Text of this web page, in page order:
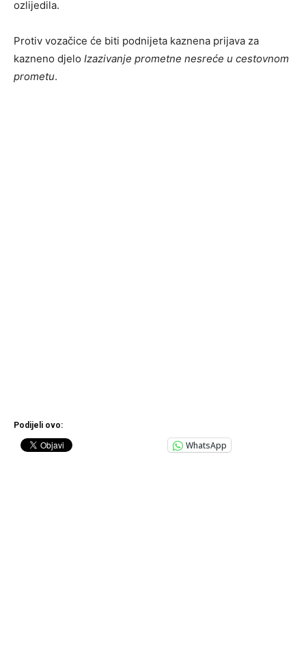
ozlijedila.
Protiv vozačice će biti podnijeta kaznena prijava za
kazneno djelo Izazivanje prometne nesreće u cestovnom
prometu.
Podijeli ovo:
WhatsApp